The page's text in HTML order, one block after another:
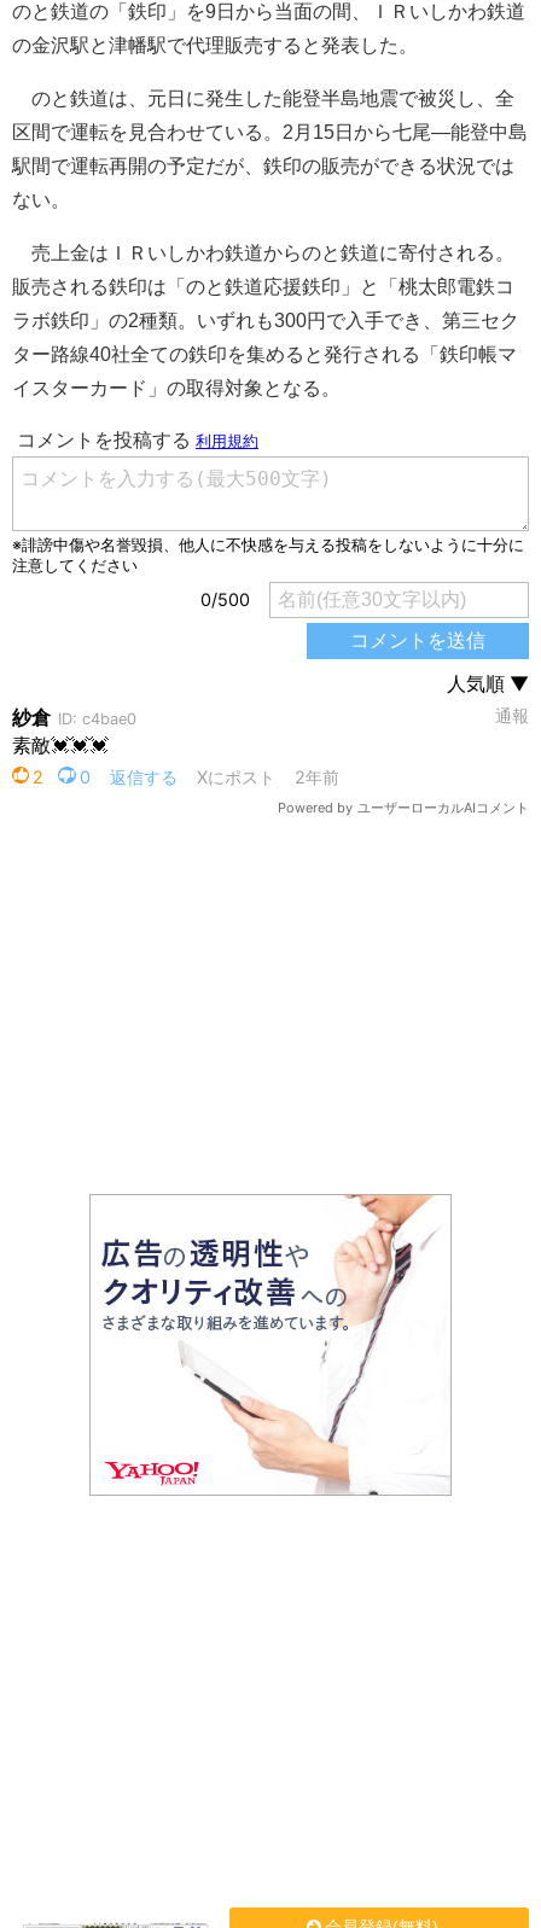
のと鉄道の「鉄印」を9日から当面の間、ＩＲいしかわ鉄道
の金沢駅と津幡駅で代理販売すると発表した。
のと鉄道は、元日に発生した能登半島地震で被災し、全
区間で運転を見合わせている。2月15日から七尾―能登中島
駅間で運転再開の予定だが、鉄印の販売ができる状況では
ない。
売上金はＩＲいしかわ鉄道からのと鉄道に寄付される。
販売される鉄印は「のと鉄道応援鉄印」と「桃太郎電鉄コ
ラボ鉄印」の2種類。いずれも300円で入手でき、第三セク
ター路線40社全ての鉄印を集めると発行される「鉄印帳マ
イスターカード」の取得対象となる。